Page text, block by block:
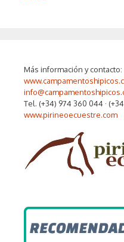
Más información y contacto:
Tel. (+34) 974 360 044 ·
www.pirineoecuestre.com